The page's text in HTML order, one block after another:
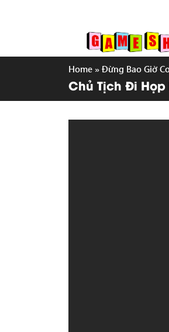
Home » Đừng Bao Giờ
Chủ Tịch Đi